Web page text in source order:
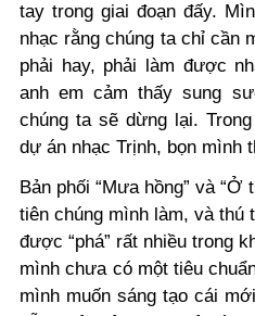
tay trong giai đoạn đấy.
nhạc rằng chúng ta chỉ cần
phải hay, phải làm được
anh em cảm thấy sung
chúng ta sẽ dừng lại.
dự án nhạc Trịnh, bọn mình
Bản phối “Mưa hồng” và
tiên chúng mình làm, và thú
được “phá” rất nhiều trong
mình chưa có một tiêu
mình muốn sáng tạo cái